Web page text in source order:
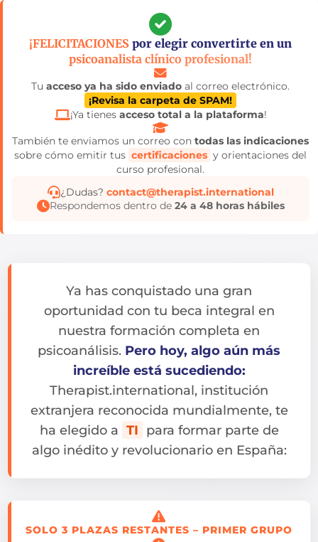
¡FELICITACIONES por elegir convertirte en un
psicoanalista clínico profesional!
Tu acceso ya ha sido enviado al correo electrónico.
¡Revisa la carpeta de SPAM!
¡Ya tienes acceso total a la plataforma!
También te enviamos un correo con todas las indicaciones
sobre cómo emitir tus certificaciones y orientaciones del
curso profesional.
¿Dudas? contact@therapist.international
Respondemos dentro de 24 a 48 horas hábiles
Ya has conquistado una gran
oportunidad con tu beca integral en
nuestra formación completa en
psicoanálisis. Pero hoy, algo aún más
increíble está sucediendo:
Therapist.international, institución
extranjera reconocida mundialmente, te
ha elegido a TI
para formar parte de
algo inédito y revolucionario en España:
SOLO 3 PLAZAS RESTANTES – PRIMER GRUPO